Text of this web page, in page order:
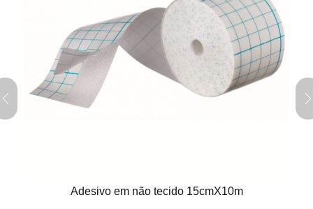
Adesivo em não tecido 15cmX10m